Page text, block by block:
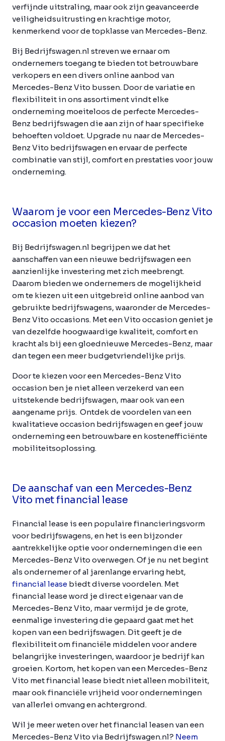
verfijnde uitstraling, maar ook zijn geavanceerde
veiligheidsuitrusting en krachtige motor,
kenmerkend voor de topklasse van Mercedes-Benz.
Bij Bedrijfswagen.nl streven we ernaar om
ondernemers toegang te bieden tot betrouwbare
verkopers en een divers online aanbod van
Mercedes-Benz Vito bussen. Door de variatie en
flexibiliteit in ons assortiment vindt elke
onderneming moeiteloos de perfecte Mercedes-
Benz bedrijfswagen die aan zijn of haar specifieke
behoeften voldoet. Upgrade nu naar de Mercedes-
Benz Vito bedrijfswagen en ervaar de perfecte
combinatie van stijl, comfort en prestaties voor jouw
onderneming.
Waarom je voor een Mercedes-Benz Vito
occasion moeten kiezen?
Bij Bedrijfswagen.nl begrijpen we dat het
aanschaffen van een nieuwe bedrijfswagen een
aanzienlijke investering met zich meebrengt.
Daarom bieden we ondernemers de mogelijkheid
om te kiezen uit een uitgebreid online aanbod van
gebruikte bedrijfswagens, waaronder de Mercedes-
Benz Vito occasions. Met een Vito occasion geniet je
van dezelfde hoogwaardige kwaliteit, comfort en
kracht als bij een gloednieuwe Mercedes-Benz, maar
dan tegen een meer budgetvriendelijke prijs.
Door te kiezen voor een Mercedes-Benz Vito
occasion ben je niet alleen verzekerd van een
uitstekende bedrijfswagen, maar ook van een
aangename prijs. Ontdek de voordelen van een
kwalitatieve occasion bedrijfswagen en geef jouw
onderneming een betrouwbare en kostenefficiënte
mobiliteitsoplossing.
De aanschaf van een Mercedes-Benz
Vito met financial lease
Financial lease is een populaire financieringsvorm
voor bedrijfswagens, en het is een bijzonder
aantrekkelijke optie voor ondernemingen die een
Mercedes-Benz Vito overwegen. Of je nu net begint
als ondernemer of al jarenlange ervaring hebt,
financial lease biedt diverse voordelen. Met
financial lease word je direct eigenaar van de
Mercedes-Benz Vito, maar vermijd je de grote,
eenmalige investering die gepaard gaat met het
kopen van een bedrijfswagen. Dit geeft je de
flexibiliteit om financiële middelen voor andere
belangrijke investeringen, waardoor je bedrijf kan
groeien. Kortom, het kopen van een Mercedes-Benz
Vito met financial lease biedt niet alleen mobiliteit,
maar ook financiële vrijheid voor ondernemingen
van allerlei omvang en achtergrond.
Wil je meer weten over het financial leasen van een
Mercedes-Benz Vito via Bedrijfswagen.nl? Neem